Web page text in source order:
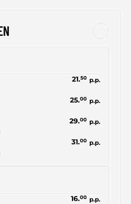
21.50 p.p.
25.00 p.p.
29.00 p.p.
31.00 p.p.
16.00 p.p.